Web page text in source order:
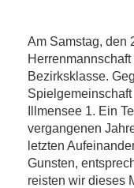
Am Samstag, den
Bezirksklasse.
Illmensee 1. Ein
vergangenen
letzten
Gunsten,
reisten wir dieses